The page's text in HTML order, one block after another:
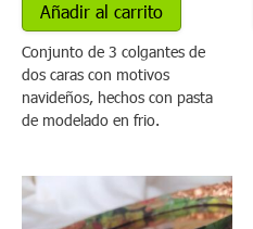
Añadir al carrito
Conjunto de 3 colgantes de
dos caras con motivos
navideños, hechos con pasta
de modelado en frio.